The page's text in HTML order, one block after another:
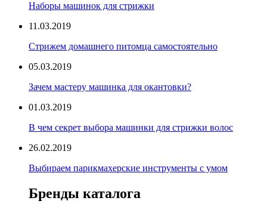
Наборы машинок для стрижки
11.03.2019
Стрижем домашнего питомца самостоятельно
05.03.2019
Зачем мастеру машинка для окантовки?
01.03.2019
В чем секрет выбора машинки для стрижки волос
26.02.2019
Выбираем парикмахерские инструменты с умом
Бренды каталога